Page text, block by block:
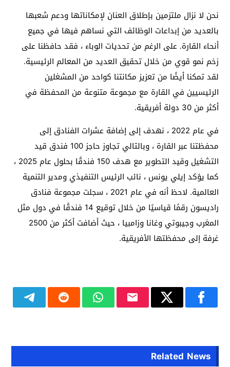
نحن لا نزال ملتزمين بإطلاق العنان لإمكاناتها ودعم شعبها
بالعديد من إبداعات الوظائف التي نساهم فيها في جميع
أنحاء القارة. على الرغم من تحديات الوباء ، فقد حافظنا على
زخم نمو قوي من خلال تحقيق العديد من المعالم الرئيسية.
لقد تمكنا أيضًا من تعزيز مكانتنا كواحد من المشغلين
الرئيسيين في القارة مع مجموعة متنوعة من المحفظة في
أكثر من 30 دولة أفريقية.
في عام 2022 ، نهدف إلى إضافة عشرات الفنادق إلى
محفظتنا عبر القارة ، وبالتالي تجاوز حاجز 100 فندق قيد
التشغيل وقيد التطوير مع هدف 150 فندقًا بحلول عام 2025 ،
كما يؤكد إيلي يونس ، نائب الرئيس التنفيذي ومدير التنمية
العالمية. لاحظ أنه في عام 2021 ، سجلت مجموعة فنادق
راديسون رقمًا قياسيًا من خلال توقيع 14 فندقًا في دول مثل
المغرب وجيبوتي وغانا وزامبيا ، حيث أضافت أكثر من 2500
غرفة إلى محفظتها الأفريقية.
Related News